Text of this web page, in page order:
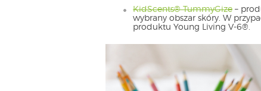
KidScents® TummyGize –
wybrany obszar skóry. W
produktu Young Living V-6®.